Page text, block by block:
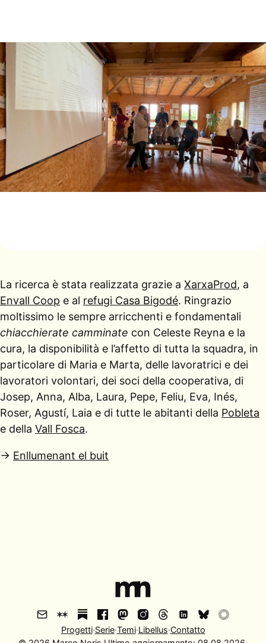
La ricerca è stata realizzata grazie a XarxaProd, a
Envall Coop e al refugi Casa Bigodé. Ringrazio
moltissimo le sempre arricchenti e fondamentali
chiacchierate camminate con Celeste Reyna e la
cura, la disponibilità e l’affetto di tutta la squadra, in
particolare di Maria e Marta, delle lavoratrici e dei
lavoratori volontari, dei soci della cooperativa, di
Josep, Anna, Alba, Laura, Pepe, Feliu, Eva, Inés,
Roser, Agustí, Laia e di tutte le abitanti della Pobleta
e della Vall Fosca.
→ Enllumenant el buit
Progetti·Serie·Temi·Libellus·Contatto